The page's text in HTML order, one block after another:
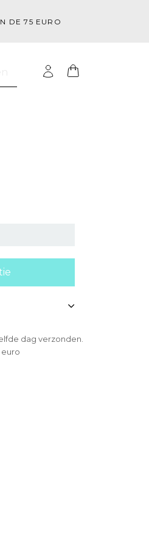
DE 75 EURO
dag verzonden.
euro